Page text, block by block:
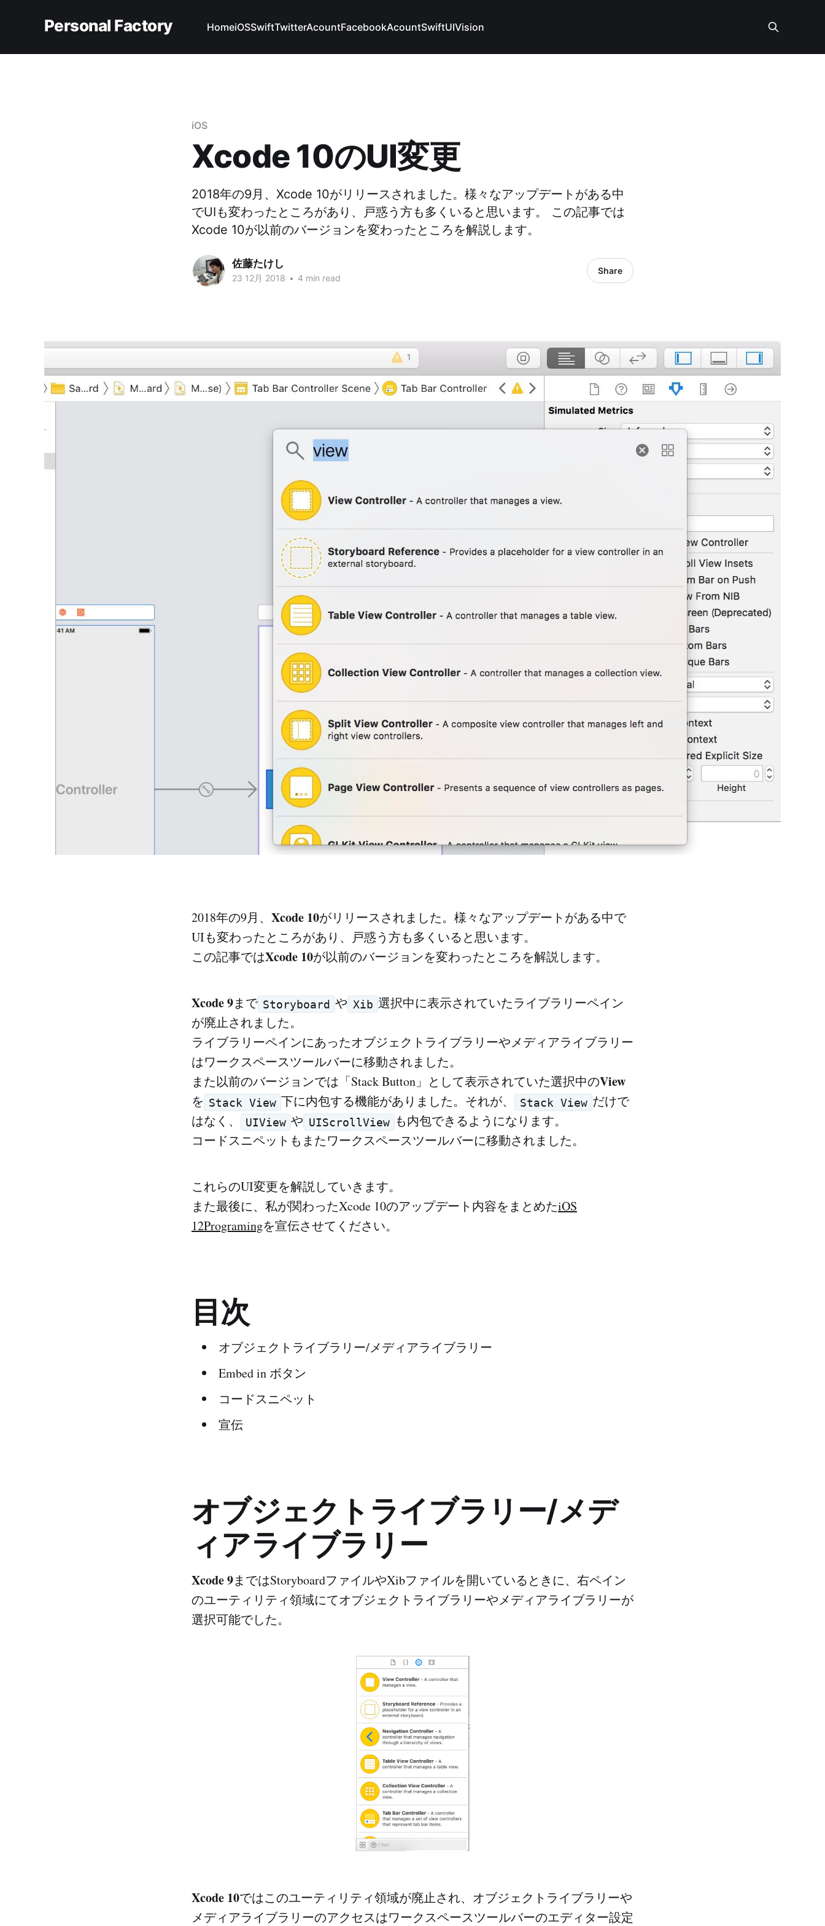
Personal Factory HomeiOSSwiftTwitterAcountFacebookAcountSwiftUIVision
iOS
Xcode 10のUI変更
2018年の9月、Xcode 10がリリースされました。様々なアップデートがある中
でUIも変わったところがあり、戸惑う方も多くいると思います。 この記事では
Xcode 10が以前のバージョンを変わったところを解説します。
佐藤たけし
23 12月 2018 • 4 min read
Share
2018年の9月、 Xcode 10がリリースされました。様々なアップデートがある中で
UIも変わったところがあり、戸惑う方も多くいると思います。
この記事ではXcode 10が以前のバージョンを変わったところを解説します。
Xcode 9まで Storyboard や Xib 選択中に表示されていたライブラリーペイン
が廃止されました。
ライブラリーペインにあったオブジェクトライブラリーやメディアライブラリー
はワークスペースツールバーに移動されました。
また以前のバージョンでは「Stack Button」として表示されていた選択中のView
を Stack View 下に内包する機能がありました。それが、 Stack View だけで
はなく、
UIView や UIScrollView も内包できるようになります。
コードスニペットもまたワークスペースツールバーに移動されました。
これらのUI変更を解説していきます。
また最後に、私が関わったXcode 10のアップデート内容をまとめたiOS
12Programingを宣伝させてください。
目次
オブジェクトライブラリー/メディアライブラリー
Embed in ボタン
コードスニペット
宣伝
オブジェクトライブラリー/メデ
ィアライブラリー
Xcode 9まではStoryboardファイルやXibファイルを開いているときに、右ペイン
のユーティリティ領域にてオブジェクトライブラリーやメディアライブラリーが
選択可能でした。
Xcode 10ではこのユーティリティ領域が廃止され、オブジェクトライブラリーや
メディアライブラリーのアクセスはワークスペースツールバーのエディター設定